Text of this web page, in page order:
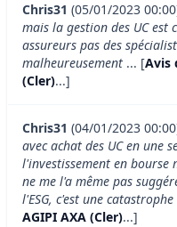
Chris31 (05/01/2023
mais la gestion des UC est
assureurs pas des
malheureusement ... [Avis
(Cler)...]
Chris31 (04/01/2023
avec achat des UC en une
l'investissement en
ne me l'a même pas
l'ESG, c'est une
AGIPI AXA (Cler)...]